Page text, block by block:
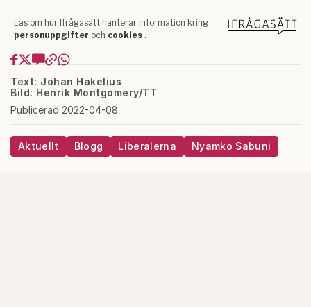
Text: Johan Hakelius
Bild: Henrik Montgomery/TT
Publicerad 2022-04-08
Aktuellt Blogg Liberalerna Nyamko Sabuni